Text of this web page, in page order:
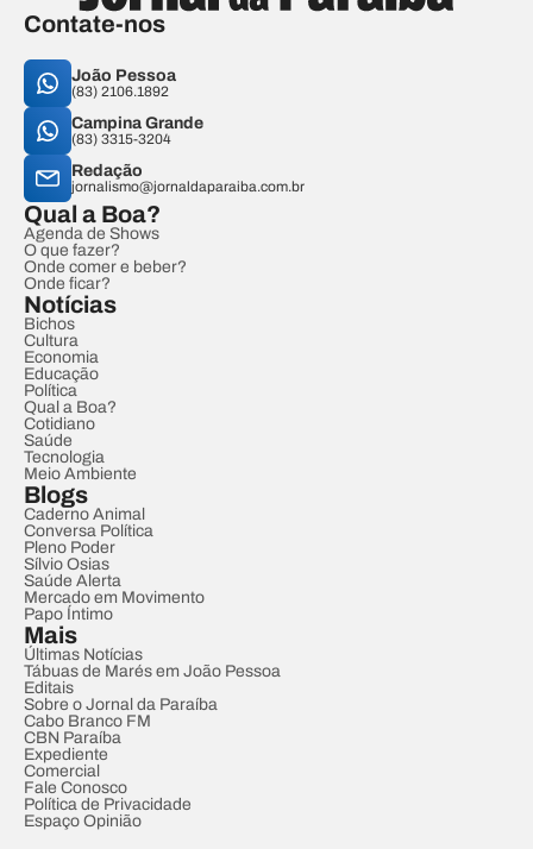
Contate-nos
João Pessoa
(83) 2106.1892
Campina Grande
(83) 3315-3204
Redação
jornalismo@jornaldaparaiba.com.br
Qual a Boa?
Agenda de Shows
O que fazer?
Onde comer e beber?
Onde ficar?
Notícias
Bichos
Cultura
Economia
Educação
Política
Qual a Boa?
Cotidiano
Saúde
Tecnologia
Meio Ambiente
Blogs
Caderno Animal
Conversa Política
Pleno Poder
Sílvio Osias
Saúde Alerta
Mercado em Movimento
Papo Íntimo
Mais
Últimas Notícias
Tábuas de Marés em João Pessoa
Editais
Sobre o Jornal da Paraíba
Cabo Branco FM
CBN Paraíba
Expediente
Comercial
Fale Conosco
Política de Privacidade
Espaço Opinião